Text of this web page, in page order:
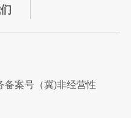
案号（冀)非经营性